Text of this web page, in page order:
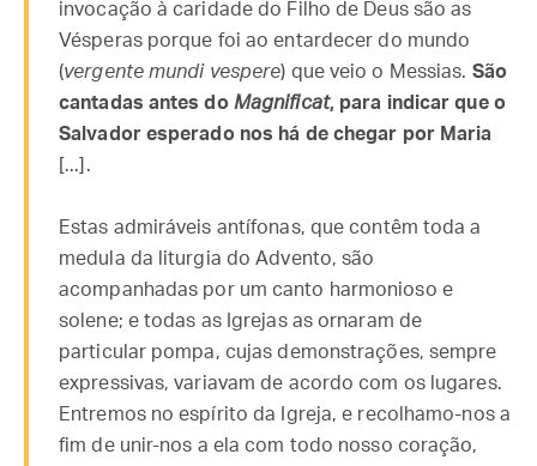
invocação à caridade do Filho de Deus são as
Vésperas porque foi ao entardecer do mundo
(vergente mundi vespere) que veio o Messias. São
cantadas antes do Magnificat, para indicar que o
Salvador esperado nos há de chegar por Maria
[...].
Estas admiráveis antífonas, que contêm toda a
medula da liturgia do Advento, são
acompanhadas por um canto harmonioso e
solene; e todas as Igrejas as ornaram de
particular pompa, cujas demonstrações, sempre
expressivas, variavam de acordo com os lugares.
Entremos no espírito da Igreja, e recolhamo-nos a
fim de unir-nos a ela com todo nosso coração,